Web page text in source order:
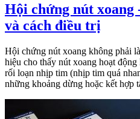
Hội chứng nút xoang
và cách điều trị
Hội chứng nút xoang không phải
hiệu cho thấy nút xoang hoạt
rối loạn nhịp tim (nhịp tim quá
những khoảng dừng hoặc kết hợp